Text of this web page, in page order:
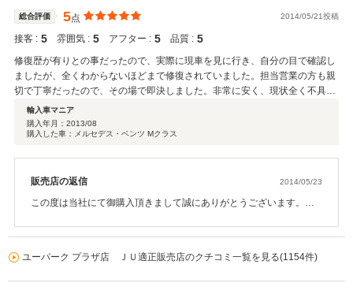
で、今後とも宜しくお願い致します。この度は誠に有難う御座いま
した。
総合評価 5点 2014/05/21投稿
接客 : 5 雰囲気 : 5 アフター : 5 品質 : 5
修復歴が有りとの事だったので、実際に現車を見に行き、自分の目で確認し
ましたが、全くわからないほどまで修復されていました。担当営業の方も親
切で丁寧だったので、その場で即決しました。非常に安く、現状全く不具合
等はありません。安くて良い車を取り扱っているので是非オススメです！！
輸入車マニア
購入年月： 2013/08
購入した車：メルセデス・ベンツ Mクラス
販売店の返信 2014/05/23
この度は当社にて御購入頂きまして誠にありがとうございます。こ
ユーパーク プラザ店 ＪＵ適正販売店のクチコミ一覧を見る(1154件)